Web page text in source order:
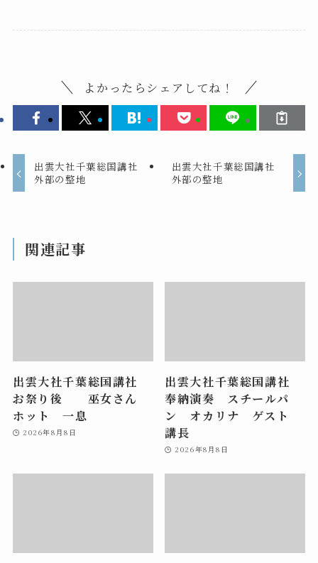
よかったらシェアしてね！
出雲大社千葉総国講社
外部の整地
出雲大社千葉総国講社
外部の整地
関連記事
出雲大社千葉総国講社
お祭り後 巫女さん
ホット 一息
2026年8月8日
出雲大社千葉総国講社
奉納演奏 スチールパ
ン オカリナ ゲスト
講長
2026年8月8日